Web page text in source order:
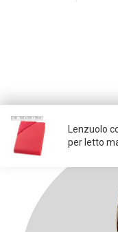
Lenzuolo
per letto